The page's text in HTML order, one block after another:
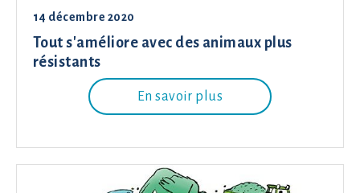
14 décembre 2020
Tout s'améliore avec des animaux plus
résistants
En savoir plus